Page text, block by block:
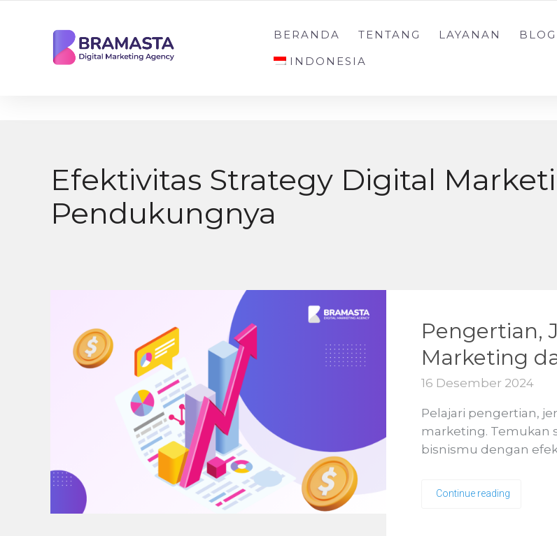
BERANDA TENTANG LAYANAN BLOG
INDONESIA
Efektivitas Strategy Digital
Pendukungnya
Pengertian,
Marketing
16 Desember 2024
Pelajari pengertian,
marketing. Temukan
bisnismu dengan
Continue reading